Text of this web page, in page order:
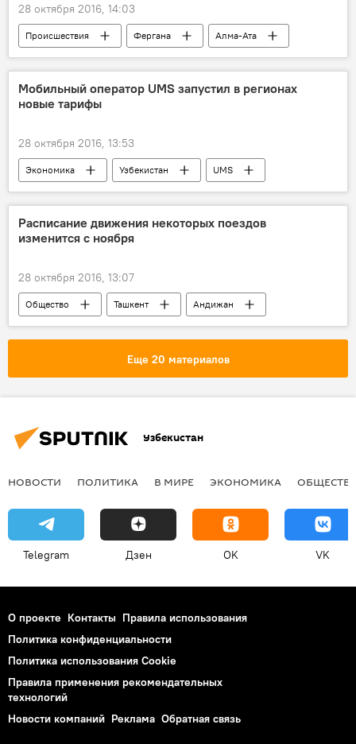
28 октября 2016, 14:03
Происшествия Фергана
Алма-Ата
S7
Мобильный оператор UMS запустил в регионах
новые тарифы
28 октября 2016, 13:53
Экономика Узбекистан UMS
Расписание движения некоторых поездов
изменится с ноября
28 октября 2016, 13:07
Общество Ташкент Андижан
Еще 20 материалов
Узбекистан
НОВОСТИ ПОЛИТИКА В МИРЕ ЭКОНОМИКА
Telegram Дзен OK VK
О проекте Контакты Правила использования
Политика конфиденциальности
Политика использования Cookie
Правила применения рекомендательных
технологий
Новости компаний Реклама Обратная связь